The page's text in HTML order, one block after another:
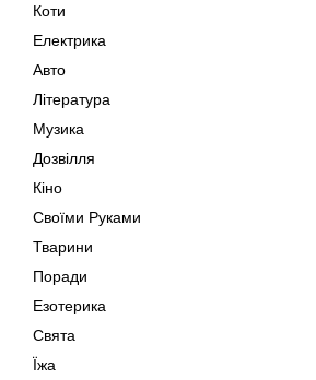
Коти
Електрика
Авто
Література
Музика
Дозвілля
Кіно
Своїми Руками
Тварини
Поради
Езотерика
Свята
Їжа